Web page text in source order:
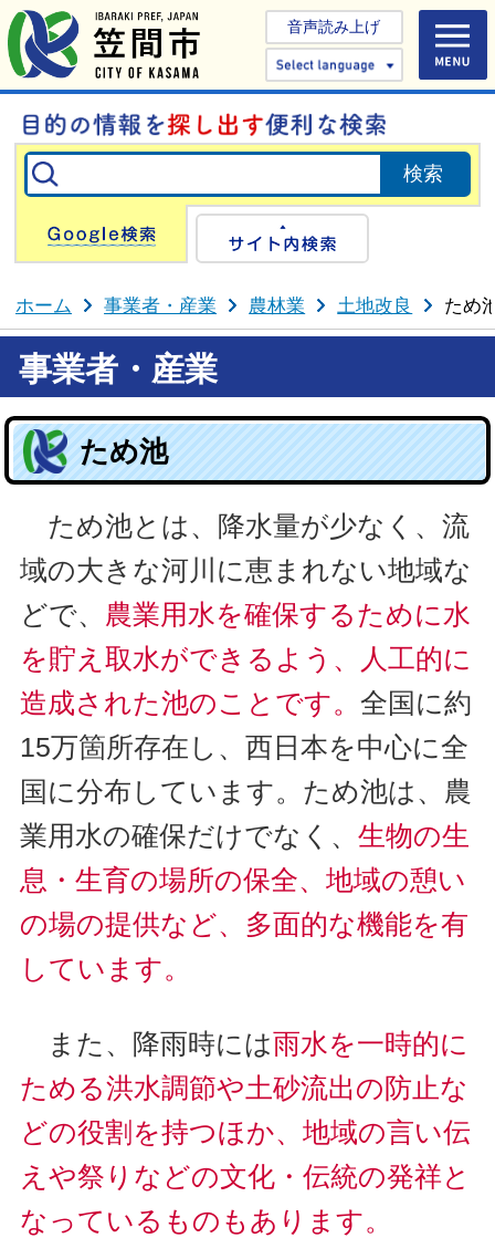
音声読み上げ
Select
Google検索
ホーム 事業者・産業 農林業 土地改良 ため
事業者・産業
ため池
ため池とは、降水量が少なく、流
域の大きな河川に恵まれない地域な
どで、 農業用水を確保するために水
を貯え取水ができるよう、人工的に
造成された池のことです。 全国に約
15万箇所存在し、西日本を中心に全
国に分布しています。ため池は、農
業用水の確保だけでなく、 生物の生
息・生育の場所の保全、地域の憩い
の場の提供など、多面的な機能を有
しています。
また、降雨時には雨水を一時的に
ためる洪水調節や土砂流出の防止な
どの役割を持つほか、地域の言い伝
えや祭りなどの文化・伝統の発祥と
なっているものもあります。